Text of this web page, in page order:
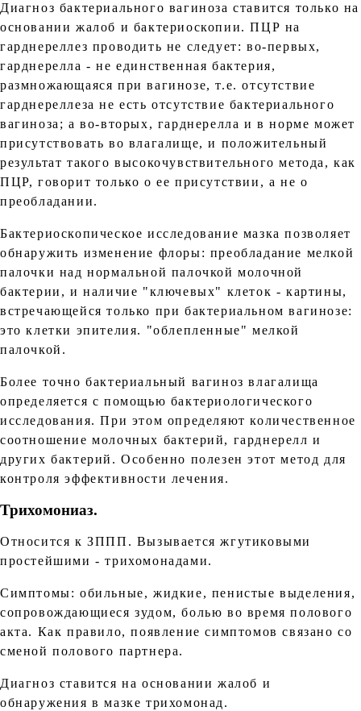
Диагноз бактериального вагиноза ставится только на
основании жалоб и бактериоскопии. ПЦР на
гарднереллез проводить не следует: во-первых,
гарднерелла - не единственная бактерия,
размножающаяся при вагинозе, т.е. отсутствие
гарднереллеза не есть отсутствие бактериального
вагиноза; а во-вторых, гарднерелла и в норме может
присутствовать во влагалище, и положительный
результат такого высокочувствительного метода, как
ПЦР, говорит только о ее присутствии, а не о
преобладании.
Бактериоскопическое исследование мазка позволяет
обнаружить изменение флоры: преобладание мелкой
палочки над нормальной палочкой молочной
бактерии, и наличие "ключевых" клеток - картины,
встречающейся только при бактериальном вагинозе:
это клетки эпителия. "облепленные" мелкой
палочкой.
Более точно бактериальный вагиноз влагалища
определяется с помощью бактериологического
исследования. При этом определяют количественное
соотношение молочных бактерий, гарднерелл и
других бактерий. Особенно полезен этот метод для
контроля эффективности лечения.
Трихомониаз.
Относится к ЗППП. Вызывается жгутиковыми
простейшими - трихомонадами.
Симптомы: обильные, жидкие, пенистые выделения,
сопровождающиеся зудом, болью во время полового
акта. Как правило, появление симптомов связано со
сменой полового партнера.
Диагноз ставится на основании жалоб и
обнаружения в мазке трихомонад.